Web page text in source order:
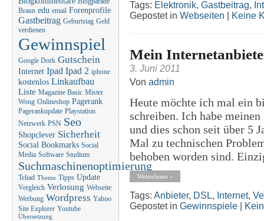
Braun edu email Forenprofile
Gastbeitrag Geburtstag Geld
verdienen
Gewinnspiel
Google Dork Gutschein
Internet Ipad Ipad 2 iphone
kostenlos Linkaufbau
Liste Magazine Basic Mister
Wong Onlineshop Pagerank
Pagerankupdate Playstation
Netzwerk PSN Seo
Shopclever Sicherheit
Social Bookmarks Social
Media Software Studium
Suchmaschinenoptimierung
Teliad Theme Tipps Update
Vergleich Verlosung Webseite
Werbung Wordpress Yahoo
Site Explorer Youtube
Übersetzung
Tags: Elektronik, Gastbeitrag,
Gepostet in Webseiten Keine
Mein
3. Juni 2011
Von admin
Heute möchte ich mal ein
schreiben. Ich habe
und dies schon seit über 5
Mal zu technischen
behoben worden sind.
Weiterlesen »
Tags: Anbieter, DSL, Internet,
Gepostet in Gewinnspiele